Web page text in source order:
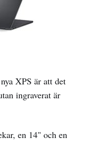
XPS är att det
ingraverat är
en 14" och en